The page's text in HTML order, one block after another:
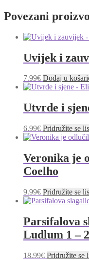
Povezani
Uvijek i
7.99€ Dodaj u
Utvrde i
6.99€ Pridružite se
Veronika je
Coelho
9.99€ Pridružite se
Parsifalova
Ludlum 1 – 2
18.99€ Pridružite se